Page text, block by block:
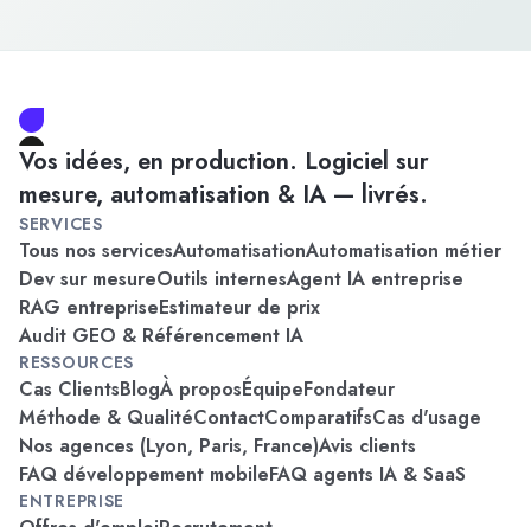
Vos idées, en production. Logiciel sur
mesure, automatisation & IA — livrés.
SERVICES
Tous nos servicesAutomatisationAutomatisation métier
Dev sur mesureOutils internesAgent IA entreprise
RAG entrepriseEstimateur de prix
Audit GEO & Référencement IA
RESSOURCES
Cas ClientsBlogÀ proposÉquipeFondateur
Méthode & QualitéContactComparatifsCas d'usage
Nos agences (Lyon, Paris, France)Avis clients
FAQ développement mobileFAQ agents IA & SaaS
ENTREPRISE